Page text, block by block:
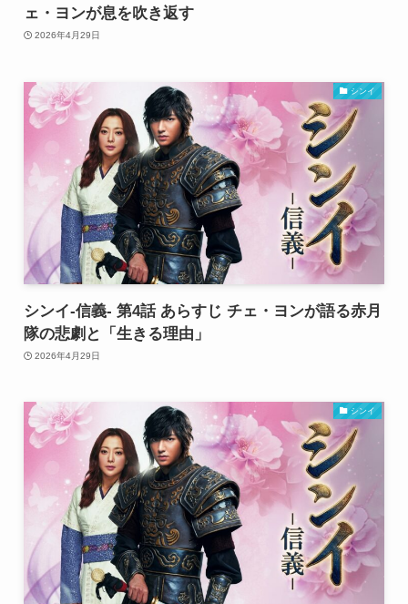
ェ・ヨンが息を吹き返す
2026年4月29日
シンイ
シンイ-信義- 第4話 あらすじ チェ・ヨンが語る赤月
隊の悲劇と「生きる理由」
2026年4月29日
シンイ